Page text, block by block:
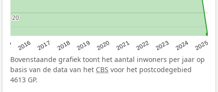
2016 2017 2018 2019 2020 2021 2022 2023 2024 2025
20
20
Bovenstaande grafiek toont het aantal inwoners per jaar op
basis van de data van het CBS voor het postcodegebied
4613 GP.